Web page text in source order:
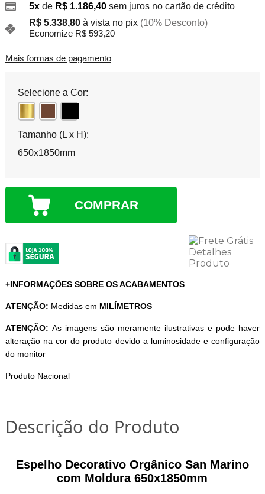
5xde R$ 1.186,40 sem juros no cartão de crédito
R$ 5.338,80 à vista no pix (10% Desconto)
Economize R$ 593,20
Mais formas de pagamento
Selecione a Cor:
Tamanho (L x H):
650x1850mm
COMPRAR
+INFORMAÇÕES SOBRE OS ACABAMENTOS
ATENÇÃO: Medidas em MILÍMETROS
ATENÇÃO: As imagens são meramente ilustrativas e pode haver
alteração na cor do produto devido a luminosidade e configuração
do monitor
Produto Nacional
Descrição do Produto
Espelho Decorativo Orgânico San Marino
com Moldura 650x1850mm